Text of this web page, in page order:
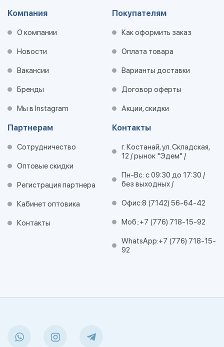
Компания
О компании
Новости
Вакансии
Бренды
Мы в Instagram
Покупателям
Как оформить заказ
Оплата товара
Варианты доставки
Договор оферты
Акции, скидки
Партнерам
Сотрудничество
Оптовые скидки
Регистрация партнера
Кабинет оптовика
Контакты
Контакты
г. Костанай, ул. Складская,
12 / рынок "Эдем" /
Пн-Вс: с 09:30 до 17:30 /
без выходных /
Офис:8 (7142) 56-64-42
Моб.:+7 (776) 718-15-92
WhatsApp:+7 (776) 718-15-
92